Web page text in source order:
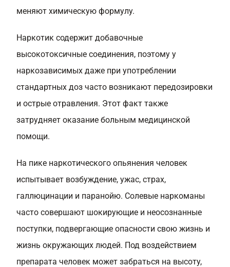
меняют химическую формулу.
Наркотик содержит добавочные
высокотоксичные соединения, поэтому у
наркозависимых даже при употреблении
стандартных доз часто возникают передозировки
и острые отравления. Этот факт также
затрудняет оказание больным медицинской
помощи.
На пике наркотического опьянения человек
испытывает возбуждение, ужас, страх,
галлюцинации и паранойю. Солевые наркоманы
часто совершают шокирующие и неосознанные
поступки, подвергающие опасности свою жизнь и
жизнь окружающих людей. Под воздействием
препарата человек может забраться на высоту,